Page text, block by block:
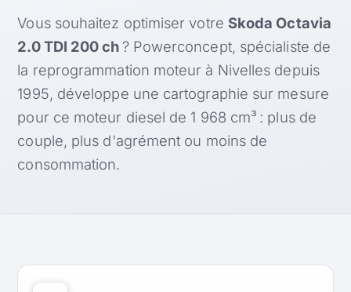
Vous souhaitez optimiser votre Skoda Octavia
2.0 TDI 200 ch? Powerconcept, spécialiste de
la reprogrammation moteur à Nivelles depuis
1995, développe une cartographie sur mesure
pour ce moteur diesel de 1 968 cm³ : plus de
couple, plus d'agrément ou moins de
consommation.